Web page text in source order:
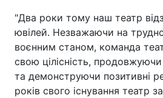
"Два роки тому наш театр
ювілей. Незважаючи на
воєнним станом, команда
свою цілісність, продовжуючи
та демонструючи позитивні
років свого існування театр